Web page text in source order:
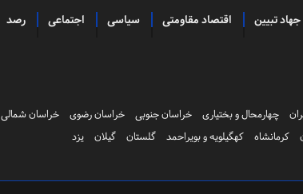
جهاد تبیین اقتصاد مقاومتی سیاسی اجتماعی رصد
چهارمحال و بختیاری خراسان جنوبی خراسان رضوی خراسان شمالی
کرمانشاه کهگیلویه و بویراحمد گلستان گیلان یزد